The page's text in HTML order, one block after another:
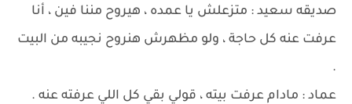
صديقه سعيد : متزعلش يا عمده ، هيروح مننا فين ، أنا
عرفت عنه كل حاجة ، ولو مظهرش هنروح نجيبه من البيت
.
عماد : مادام عرفت بيته ، قولي بقي كل اللي عرفته عنه .